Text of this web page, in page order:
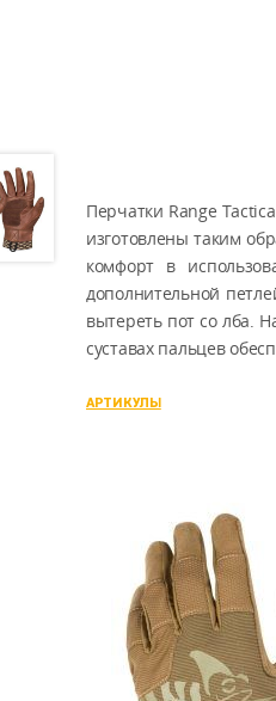
Перчатки Range
изготовлены таким
комфорт в
дополнительной
вытереть пот со лба.
суставах пальцев
АРТИКУЛЫ